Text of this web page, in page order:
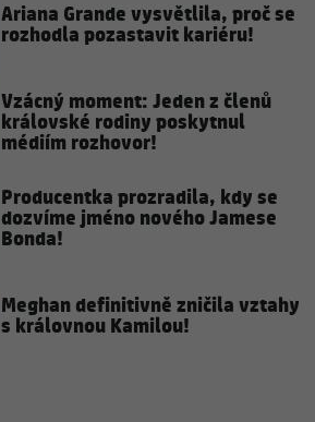
Ariana Grande vysvětlila, proč se
rozhodla pozastavit kariéru!
Vzácný moment: Jeden z členů
královské rodiny poskytnul
médiím rozhovor!
Producentka prozradila, kdy se
dozvíme jméno nového Jamese
Bonda!
Meghan definitivně zničila vztahy
s královnou Kamilou!